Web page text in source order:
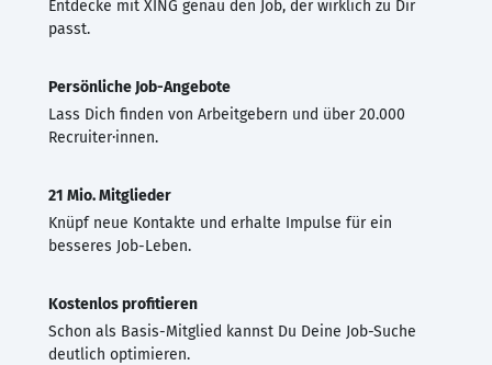
Entdecke mit XING genau den Job, der wirklich zu Dir
passt.
Persönliche Job-Angebote
Lass Dich finden von Arbeitgebern und über 20.000
Recruiter·innen.
21 Mio. Mitglieder
Knüpf neue Kontakte und erhalte Impulse für ein
besseres Job-Leben.
Kostenlos profitieren
Schon als Basis-Mitglied kannst Du Deine Job-Suche
deutlich optimieren.